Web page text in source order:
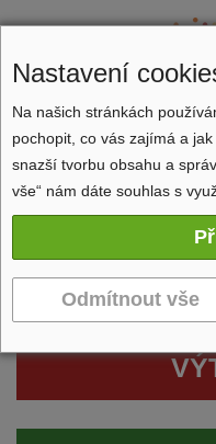
Nastavení
Na našich stránkách
pochopit, co vás zajímá a
snazší tvorbu obsahu a
vše“ nám dáte souhlas s